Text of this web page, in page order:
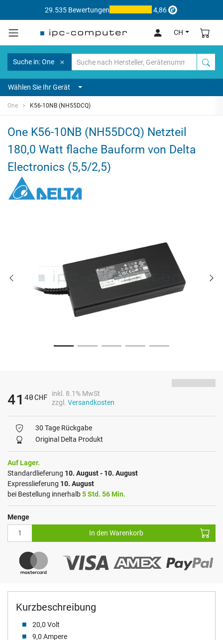
29.535 Bewertungen 4,86
CH
Suche in: One
Wählen Sie Ihr Gerät
One K56-10NB (NH55DCQ)
One K56-10NB (NH55DCQ) Netzteil
180,0 Watt flache Bauform von Delta
Electronics (5,5/2,5)
Kurzbeschreibung
20,0 Volt
9,0 Ampere
41 40CHF
inkl. 8.1% MwSt
zzgl. Versandkosten
30 Tage Rückgabe
Original Delta Produkt
Auf Lager.
Standardlieferung 10. August - 10. August
Expresslieferung 10. August
bei Bestellung innerhalb5 Std. 56 Min.
Menge
In den Warenkorb